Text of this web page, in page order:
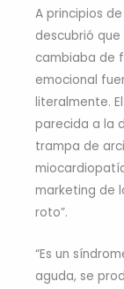
A principios
descubrió
cambiaba de
emocional
literalmente.
parecida a la
trampa de
marketing de
roto”.
“Es un
aguda, se